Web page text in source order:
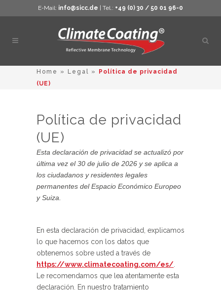
E-Mail: info@sicc.de | Tel.: +49 (0) 30 / 50 01 96-0
Abrir
Home » Legal »
Política de privacidad
(UE)
Política de privacidad
(UE)
Esta declaración de privacidad se actualizó por
última vez el 30 de julio de 2026 y se aplica a
los ciudadanos y residentes legales
permanentes del Espacio Económico Europeo
y Suiza.
En esta declaración de privacidad, explicamos
lo que hacemos con los datos que
obtenemos sobre usted a través de
https://www.climatecoating.com/es/
Le recomendamos que lea atentamente esta
declaración. En nuestro tratamiento